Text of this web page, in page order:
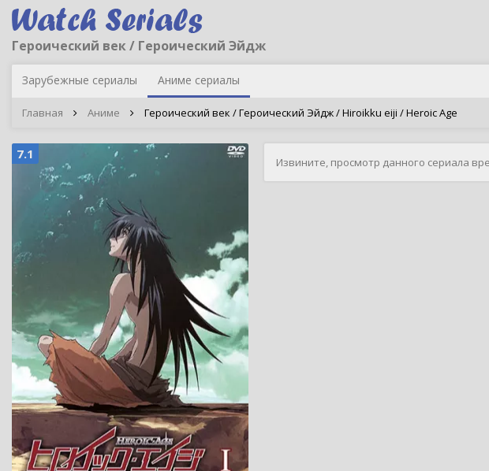
Героический век / Героический Эйдж
Зарубежные сериалы Аниме сериалы
Главная Аниме Героический век / Героический Эйдж / Hiroikku eiji / Heroic Age
7.1
Извините, просмотр данного сериала